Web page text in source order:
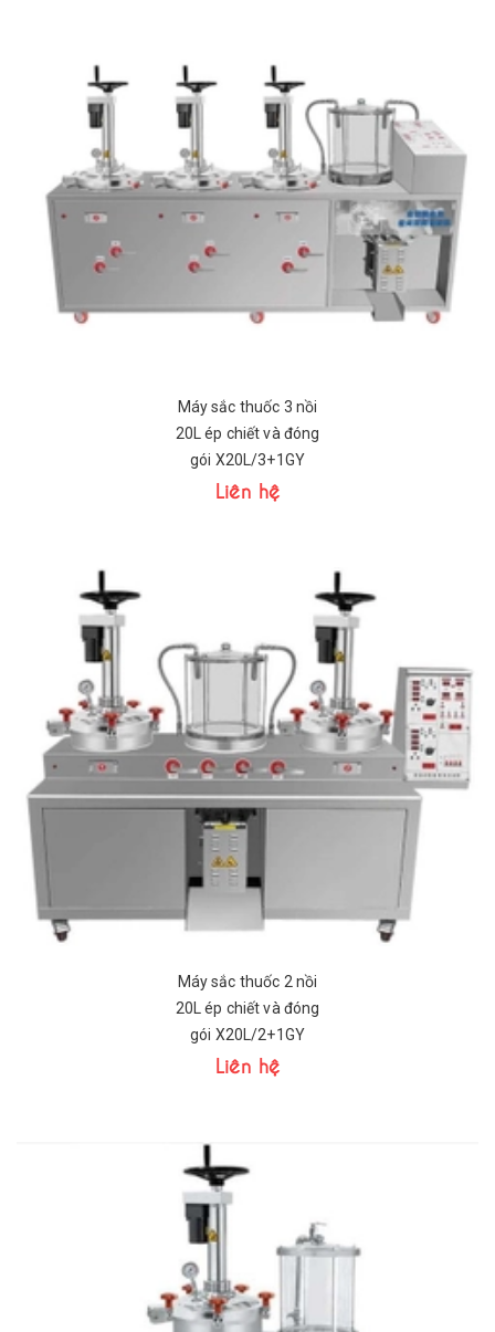
Máy sắc thuốc 3 nồi
20L ép chiết và đóng
gói X20L/3+1GY
Liên hệ
Máy sắc thuốc 2 nồi
20L ép chiết và đóng
gói X20L/2+1GY
Liên hệ